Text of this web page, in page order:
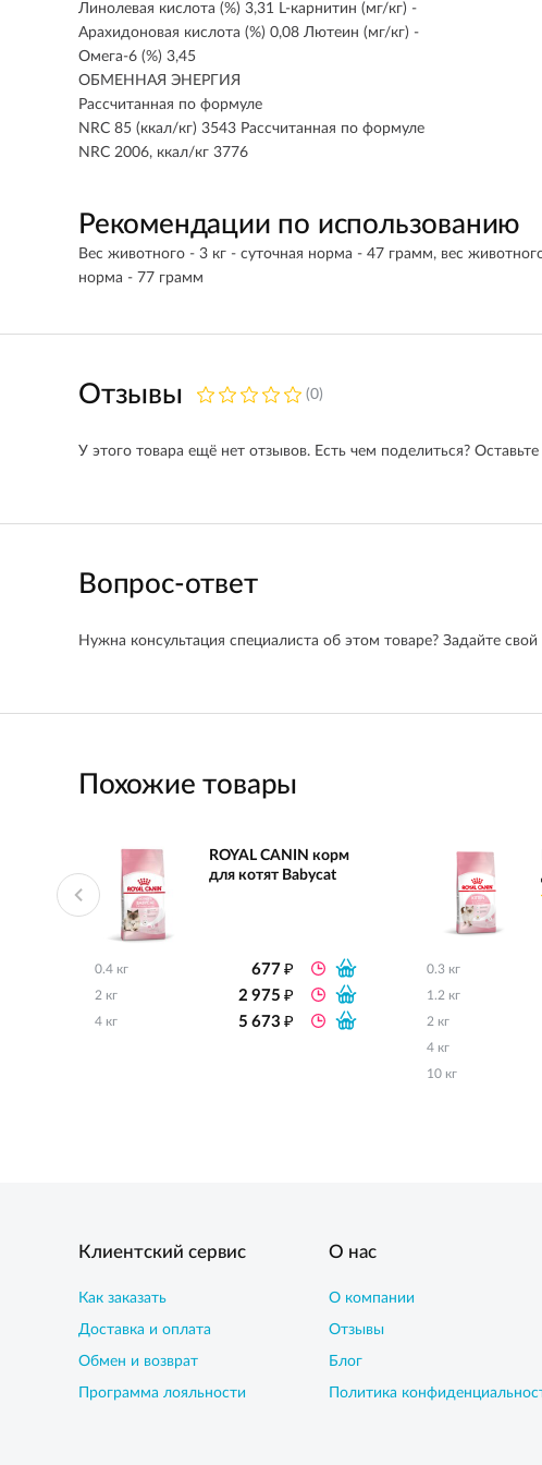
Линолевая кислота (%) 3,31 L-карнитин (мг/кг) -
Арахидоновая кислота (%) 0,08 Лютеин (мг/кг) -
Омега-6 (%) 3,45
ОБМЕННАЯ ЭНЕРГИЯ
Рассчитанная по формуле
NRC 85 (ккал/кг) 3543 Рассчитанная по формуле
NRC 2006, ккал/кг 3776
Рекомендации по использованию
Вес животного - 3 кг - суточная норма - 47 грамм, вес
норма - 77 грамм
Отзывы (0)
У этого товара ещё нет отзывов. Есть чем поделиться?
Вопрос-ответ
Нужна консультация специалиста об этом товаре? Задайте свой
Похожие товары
ROYAL CANIN корм
для котят Babycat
0.4 кг 677₽
2 кг 2 975₽
4 кг 5 673₽
0.3 кг
1.2 кг
2 кг
4 кг
10 кг
Клиентский сервис
Как заказать
Доставка и оплата
Обмен и возврат
Программа лояльности
О нас
О компании
Отзывы
Блог
Политика